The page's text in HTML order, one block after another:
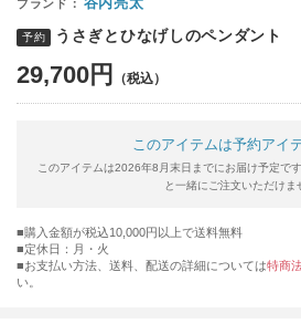
予約 うさぎとひなげしのペンダント
29,700円
このアイテムは予約アイ
このアイテムは2026年8月末日までにお届け予定で
と一緒にご注文いただけま
購入金額が税込10,000円以上で送料無料
定休日：月・火
■お支払い方法、送料、配送の詳細については特商
い。